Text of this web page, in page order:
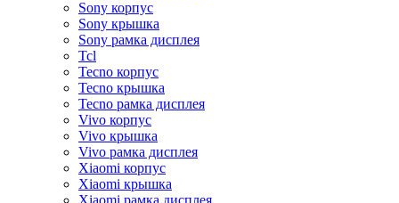
Sony корпус
Sony крышка
Sony рамка дисплея
Tcl
Tecno корпус
Tecno крышка
Tecno рамка дисплея
Vivo корпус
Vivo крышка
Vivo рамка дисплея
Xiaomi корпус
Xiaomi крышка
Xiaomi рамка дисплея